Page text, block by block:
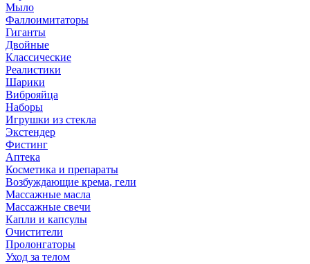
Мыло
Фаллоимитаторы
Гиганты
Двойные
Классические
Реалистики
Шарики
Виброяйца
Наборы
Игрушки из стекла
Экстендер
Фистинг
Аптека
Косметика и препараты
Возбуждающие крема, гели
Массажные масла
Массажные свечи
Капли и капсулы
Очистители
Пролонгаторы
Уход за телом